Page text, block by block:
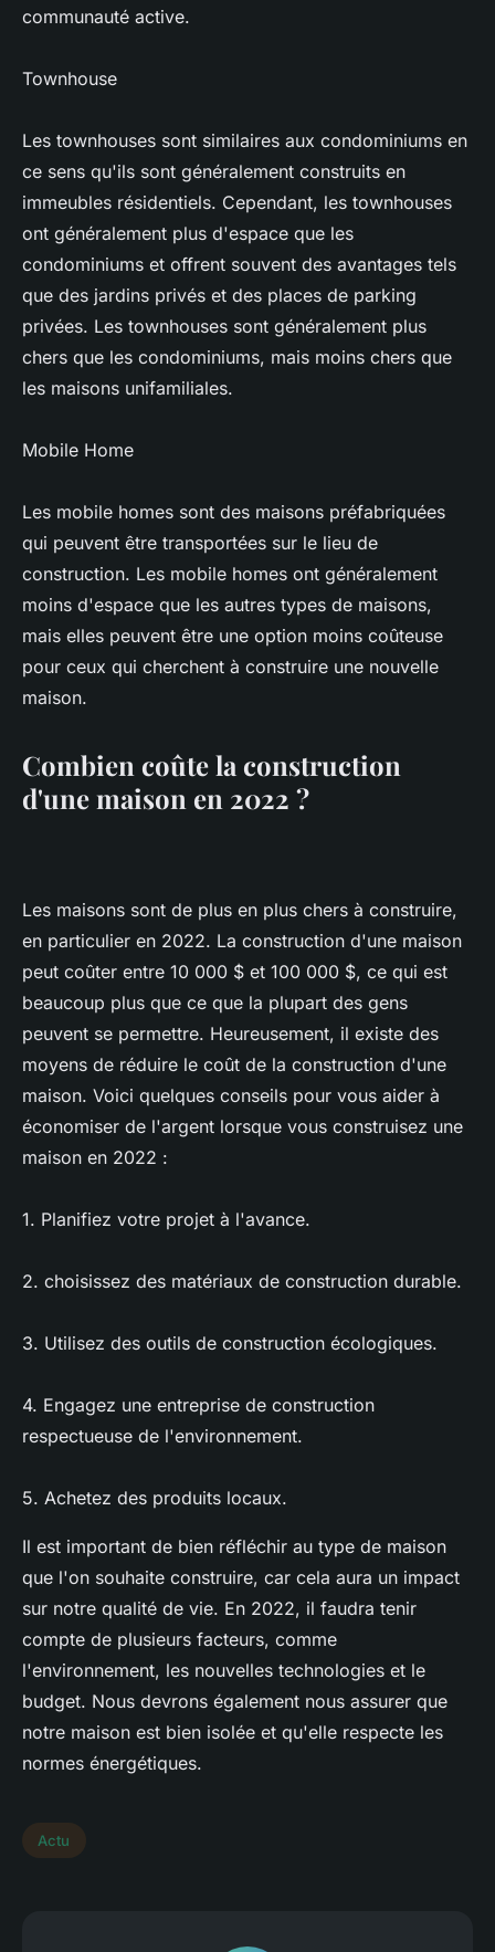
communauté active.
Townhouse
Les townhouses sont similaires aux condominiums en
ce sens qu'ils sont généralement construits en
immeubles résidentiels. Cependant, les townhouses
ont généralement plus d'espace que les
condominiums et offrent souvent des avantages tels
que des jardins privés et des places de parking
privées. Les townhouses sont généralement plus
chers que les condominiums, mais moins chers que
les maisons unifamiliales.
Mobile Home
Les mobile homes sont des maisons préfabriquées
qui peuvent être transportées sur le lieu de
construction. Les mobile homes ont généralement
moins d'espace que les autres types de maisons,
mais elles peuvent être une option moins coûteuse
pour ceux qui cherchent à construire une nouvelle
maison.
Combien coûte la construction
d'une maison en 2022 ?
Les maisons sont de plus en plus chers à construire,
en particulier en 2022. La construction d'une maison
peut coûter entre 10 000 $ et 100 000 $, ce qui est
beaucoup plus que ce que la plupart des gens
peuvent se permettre. Heureusement, il existe des
moyens de réduire le coût de la construction d'une
maison. Voici quelques conseils pour vous aider à
économiser de l'argent lorsque vous construisez une
maison en 2022 :
1. Planifiez votre projet à l'avance.
2. choisissez des matériaux de construction durable.
3. Utilisez des outils de construction écologiques.
4. Engagez une entreprise de construction
respectueuse de l'environnement.
5. Achetez des produits locaux.
Il est important de bien réfléchir au type de maison
que l'on souhaite construire, car cela aura un impact
sur notre qualité de vie. En 2022, il faudra tenir
compte de plusieurs facteurs, comme
l'environnement, les nouvelles technologies et le
budget. Nous devrons également nous assurer que
notre maison est bien isolée et qu'elle respecte les
normes énergétiques.
Actu